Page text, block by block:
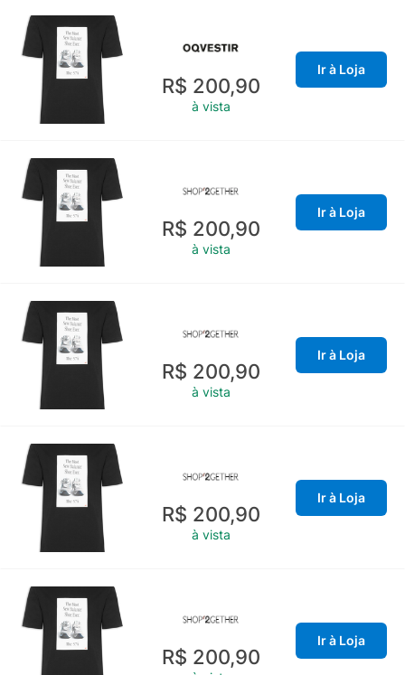
R$ 200,90
à vista
Ir à Loja
R$ 200,90
à vista
Ir à Loja
R$ 200,90
à vista
Ir à Loja
R$ 200,90
à vista
Ir à Loja
R$ 200,90
Ir à Loja